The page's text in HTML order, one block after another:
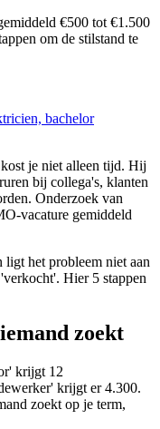
€500 tot €1.500
om de stilstand te
bachelor
je niet alleen tijd. Hij
bij collega's, klanten
Onderzoek van
vacature gemiddeld
het probleem niet aan
Hier 5 stappen
zoekt
krijgt 12
krijgt er 4.300.
zoekt op je term,